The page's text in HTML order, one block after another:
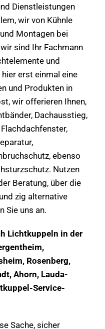
Dienstleistungen
wir von Kühnle
Montagen bei
sind Ihr Fachmann
und
erst einmal eine
und Produkten in
wir offerieren Ihnen,
Dachausstieg,
ebenso
Nutzen
Beratung, über die
zig alternative
Sie uns an.
Lichtkuppeln in der
Rosenberg,
Ahorn, Lauda-
Service-
Sache, sicher